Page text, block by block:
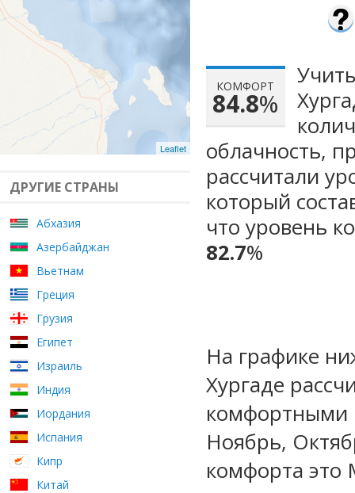
Leaflet
ДРУГИЕ СТРАНЫ
Абхазия
Азербайджан
Вьетнам
Греция
Грузия
Египет
Израиль
Индия
Иордания
Испания
Кипр
Китай
КОМФОРТ
84.8%
облачность,
рассчитали
который
что уровень
82.7%
На графике
Хургаде
комфортными
Ноябрь,
комфорта это